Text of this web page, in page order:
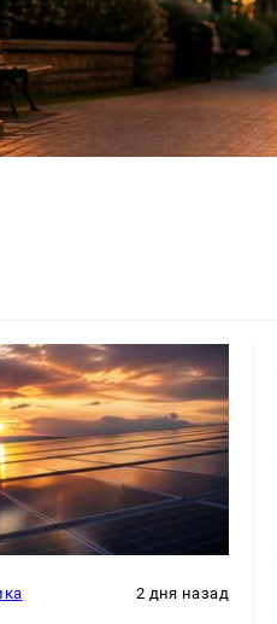
2 дня назад